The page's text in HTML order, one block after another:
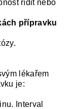
řídit nebo
přípravku
y.
lékařem
je:
Interval